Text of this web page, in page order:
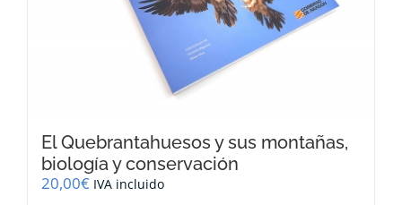
El Quebrantahuesos y sus montañas,
biología y conservación
20,00€ IVA incluido